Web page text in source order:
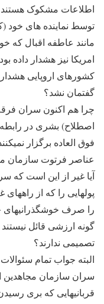
اطلاعات مشکوک
توسط نماینده های خود
مانند عاطفه اقبال که
امریکا نیز هشدار داده
کشورهای اروپایی
گفتمان نشد؟
چرا هم اکنون سران
اصطلاح) بشری در
فوق العاده برگزار
عناصر فرتوت سازمان
آیا غیر از این است که
پولهایی را که از
را صرف خوشگذرانیهای
گونه ارزشی قائل
تصمیمی ندارند؟
البته جواب تمام
سران سازمان مجاهدین
قربانیهایی که بری